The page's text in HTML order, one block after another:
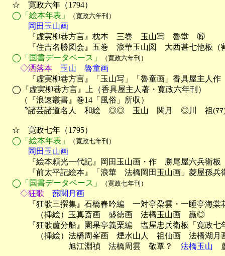
☆　寛政六年（1794）
◯「絵本年表」
（寛政六年刊）
岡田玉山画
『虚実柳巷方言』枕本　三巻　玉山写　魯堂　⑮
『住吉名勝図会』五巻　浪華玉山図　大西甚七他板（
◯「国書データベース」
（寛政六年刊）
◇洒落本
玉山　魯童画
『虚実柳巷方言』「玉山写」「魯童画」香具屋主人作
◯『虚実柳巷方言』上（香具屋主人著・寛政六年刊）
（『浪速叢書』巻14「風俗」所収）
〝諸芸諸道名人　和絵　◎◎　玉山　関月　◎川　祖(ﾏﾏ)
☆　寛政七年（1795）
◯「絵本年表」
（寛政七年刊）
岡田玉山画
『絵本頼光一代記』岡田玉山画・作　勝尾屋六兵衛板
『前太平記絵本』「浪華　法橋岡田玉山画」菱屋孫兵
◯「国書データベース」
（寛政七年刊）
◇狂歌 蔀関月画
『狂歌三撰集』石橋春吟編　一対亭朶雲・一睡亭海棠
（挿絵）玉真斎画　盛徳画　法橋玉山画　贏◎
『狂歌蘆分船』園果亭義栗編　塩屋忠兵衛板「寛政七
（挿絵）法橋周峯画　煙水山人　祖仙画　法橋湖月画
旭江淵禎　法橋周雲　敬覃？ 法橋玉山